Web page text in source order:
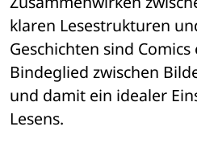
klaren Lesestrukturen
Geschichten sind
Bindeglied zwischen
und damit ein idealer
Lesens.